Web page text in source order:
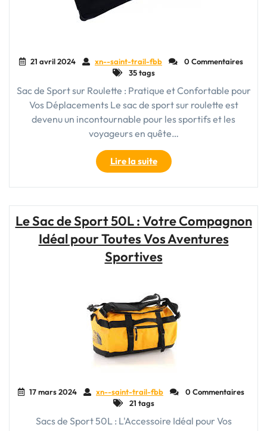
21 avril 2024 xn--saint-trail-fbb
0 Commentaires
35 tags
Sac de Sport sur Roulette : Pratique et Confortable pour
Vos Déplacements Le sac de sport sur roulette est
devenu un incontournable pour les sportifs et les
voyageurs en quête…
Lire la suite"Transportez
vos
affaires
avec
un
sac
de
sur
roulette"
Le Sac de Sport 50L : Votre Compagnon
Idéal pour Toutes Vos Aventures
Sportives
17 mars 2024 xn--saint-trail-fbb
0 Commentaires
21 tags
Sacs de Sport 50L : L'Accessoire Idéal pour Vos